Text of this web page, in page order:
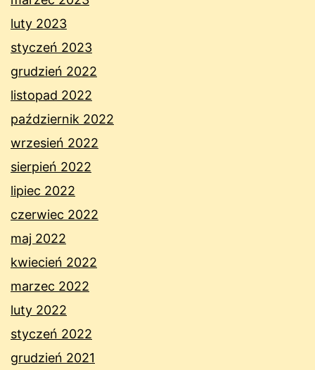
luty 2023
styczeń 2023
grudzień 2022
listopad 2022
październik 2022
wrzesień 2022
sierpień 2022
lipiec 2022
czerwiec 2022
maj 2022
kwiecień 2022
marzec 2022
luty 2022
styczeń 2022
grudzień 2021